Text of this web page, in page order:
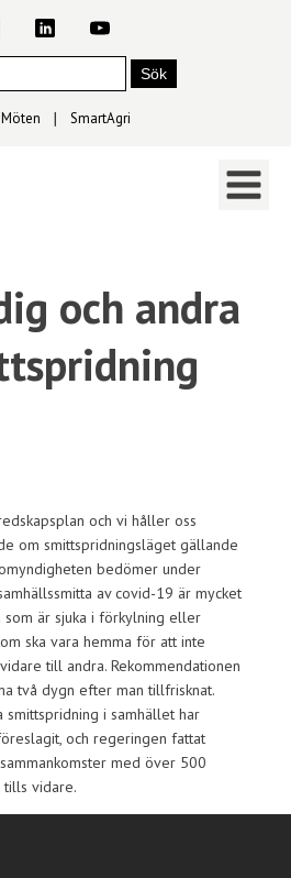
∣ SmartAgri
och andra
och vi håller oss
om smittspridningsläget gällande
bedömer under
av covid-19 är mycket
är sjuka i förkylning eller
ska vara hemma för att inte
till andra. Rekommendationen
två dygn efter man tillfrisknat.
i samhället har
och regeringen fattat
med över 500
tills vidare.